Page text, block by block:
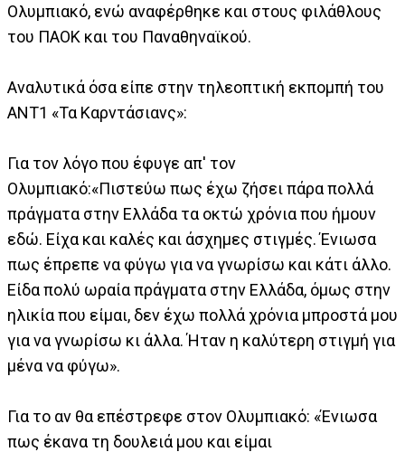
Ολυμπιακό, ενώ αναφέρθηκε και στους φιλάθλους
του ΠΑΟΚ και του Παναθηναϊκού.
Αναλυτικά όσα είπε στην τηλεοπτική εκπομπή του
ANT1 «Τα Καρντάσιανς»:
Για τον λόγο που έφυγε απ' τον
Ολυμπιακό:«Πιστεύω πως έχω ζήσει πάρα πολλά
πράγματα στην Ελλάδα τα οκτώ χρόνια που ήμουν
εδώ. Είχα και καλές και άσχημες στιγμές. Ένιωσα
πως έπρεπε να φύγω για να γνωρίσω και κάτι άλλο.
Είδα πολύ ωραία πράγματα στην Ελλάδα, όμως στην
ηλικία που είμαι, δεν έχω πολλά χρόνια μπροστά μου
για να γνωρίσω κι άλλα. Ήταν η καλύτερη στιγμή για
μένα να φύγω».
Για το αν θα επέστρεφε στον Ολυμπιακό: «Ένιωσα
πως έκανα τη δουλειά μου και είμαι